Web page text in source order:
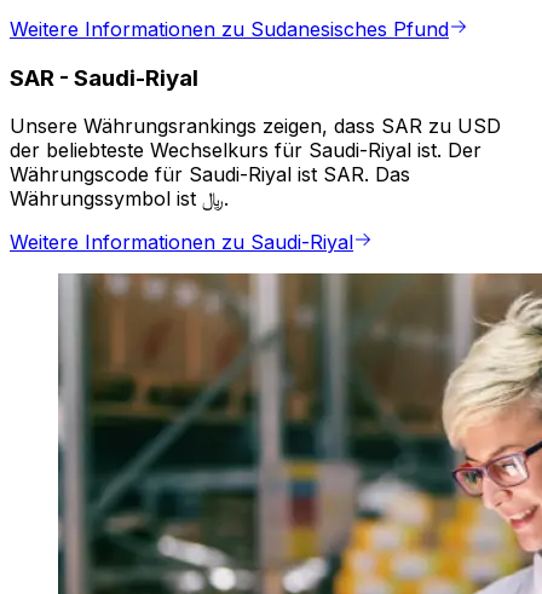
Weitere Informationen zu Sudanesisches Pfund
SAR - Saudi-Riyal
Unsere Währungsrankings zeigen, dass SAR zu USD
der beliebteste Wechselkurs für Saudi-Riyal ist. Der
Währungscode für Saudi-Riyal ist SAR. Das
Währungssymbol ist ﷼.
Weitere Informationen zu Saudi-Riyal